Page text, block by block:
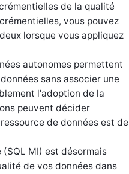
de la qualité
vous pouvez
lorsque vous appliquez
autonomes permettent
sans associer une
l'adoption de la
peuvent décider
de données est de
MI) est désormais
de vos données dans